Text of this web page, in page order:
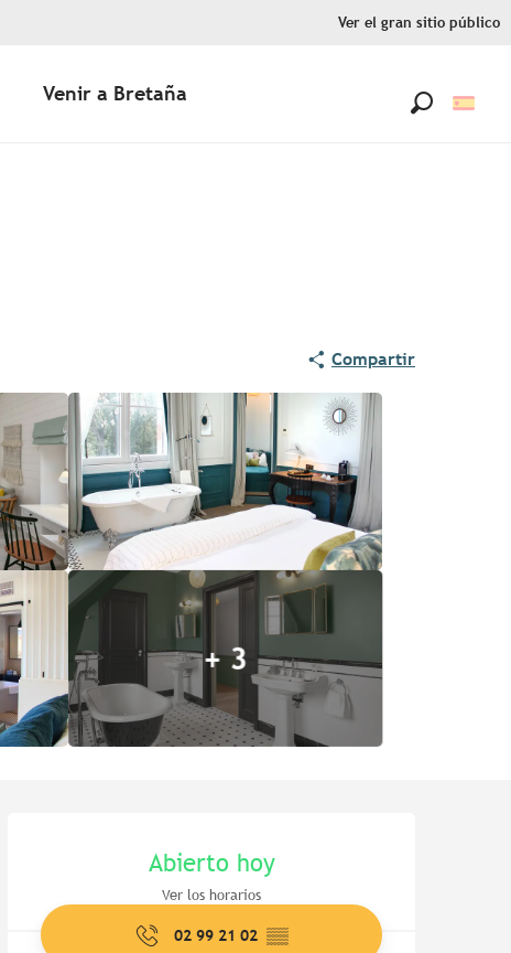
Ver el gran sitio público
Venir a Bretaña
Compartir
+ 3
Abierto hoy
Ver los horarios
02 99 21 02 ▒▒